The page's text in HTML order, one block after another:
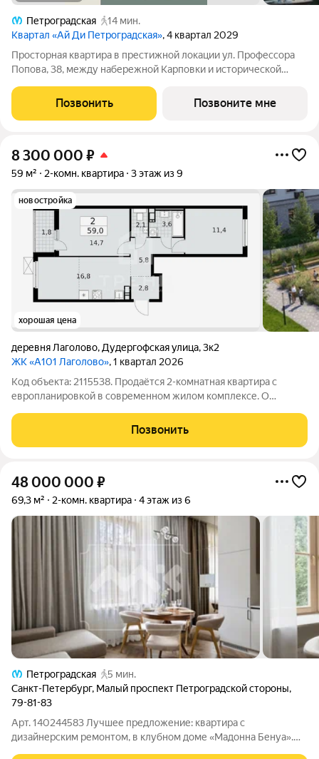
Петроградская
14 мин.
Квартал «Ай Ди Петроградская», 4 квартал 2029
Просторная квартира в престижной локации ул. Профессора
Попова, 38, между набережной Карповки и исторической
виды на Иоанновский монастырь и реку Карповку. В пешей
доступности метро
Позвонить Позвоните мне
8 300 000 ₽
59 м² 2-комн. квартира 3 этаж из 9
новостройка
хорошая цена
деревня Лаголово, Дудергофская улица,3к2
ЖК «А101 Лаголово», 1 квартал 2026
Код объекта: 2115538. Продаётся 2-комнатная квартира с
европланировкой в современном жилом комплексе. О
Окна выходят
Позвонить
48 000 000 ₽
69,3 м² 2-комн. квартира 4 этаж из 6
Петроградская
5 мин.
Санкт-Петербург, Малый проспект Петроградской стороны,
79-81-83
Арт. 140244583 Лучшее предложение: квартира с
дизайнерским ремонтом, в клубном доме «Мадонна Бенуа».